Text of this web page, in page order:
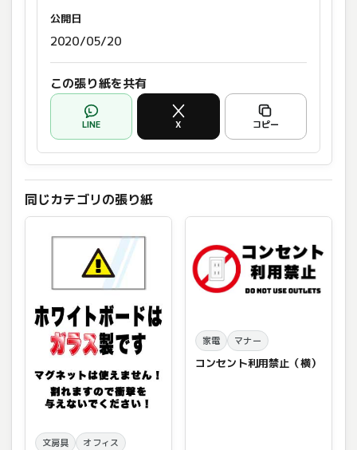
公開日
2020/05/20
この張り紙を共有
LINE X コピー
同じカテゴリの張り紙
文房具 オフィス
家電 マナー
コンセント利用禁止（横）